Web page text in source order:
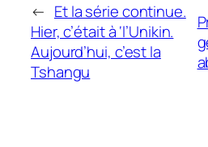
← Et la série continue.
Hier, c’était à ‘l’Unikin.
Aujourd’hui, c’est la
Tshangu